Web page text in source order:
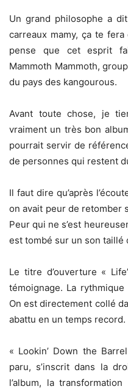
Un grand philosophe a
carreaux mamy, ça te
pense que cet esprit
Mammoth Mammoth,
du pays des kangourous.
Avant toute chose, je
vraiment un très bon
pourrait servir de
de personnes qui restent
Il faut dire qu’après
on avait peur de retomber
Peur qui ne s’est
est tombé sur un son taillé
Le titre d’ouverture «
témoignage. La
On est directement collé
abattu en un temps record.
« Lookin’ Down the
paru, s’inscrit dans la
l’album, la